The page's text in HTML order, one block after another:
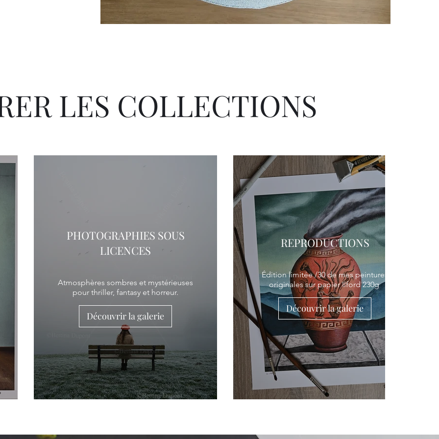
LES COLLECTIONS
PHOTOGRAPHIES SOUS
LICENCES
Atmosphères sombres et mystérieuses
pour thriller, fantasy et horreur.
Découvrir la galerie
REPRODUCTIONS
Édition limitée /30 de mes peintures
originales sur papier Ilford 230g
Découvrir la galerie